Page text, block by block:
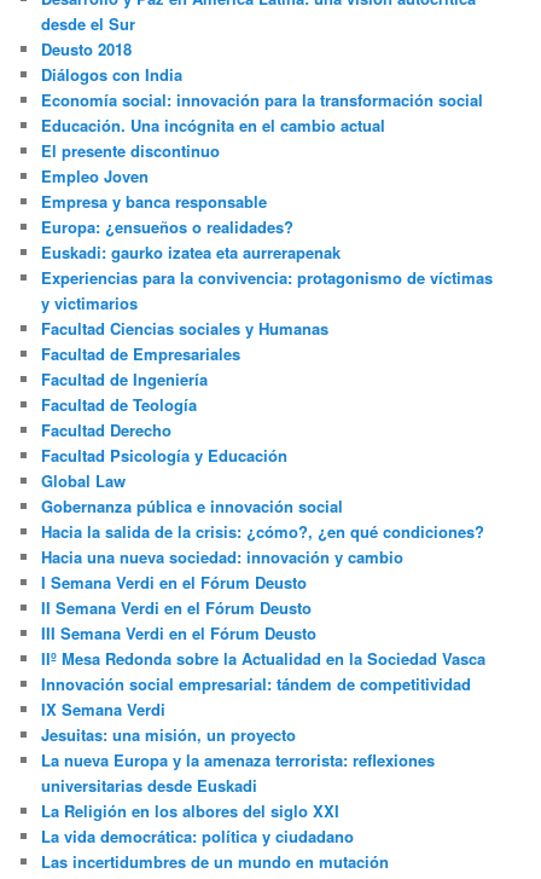
desde el Sur
Deusto 2018
Diálogos con India
Economía social: innovación para la transformación social
Educación. Una incógnita en el cambio actual
El presente discontinuo
Empleo Joven
Empresa y banca responsable
Europa: ¿ensueños o realidades?
Euskadi: gaurko izatea eta aurrerapenak
Experiencias para la convivencia: protagonismo de víctimas
y victimarios
Facultad Ciencias sociales y Humanas
Facultad de Empresariales
Facultad de Ingeniería
Facultad de Teología
Facultad Derecho
Facultad Psicología y Educación
Global Law
Gobernanza pública e innovación social
Hacia la salida de la crisis: ¿cómo?, ¿en qué condiciones?
Hacia una nueva sociedad: innovación y cambio
I Semana Verdi en el Fórum Deusto
II Semana Verdi en el Fórum Deusto
III Semana Verdi en el Fórum Deusto
IIº Mesa Redonda sobre la Actualidad en la Sociedad Vasca
Innovación social empresarial: tándem de competitividad
IX Semana Verdi
Jesuitas: una misión, un proyecto
La nueva Europa y la amenaza terrorista: reflexiones
universitarias desde Euskadi
La Religión en los albores del siglo XXI
La vida democrática: política y ciudadano
Las incertidumbres de un mundo en mutación